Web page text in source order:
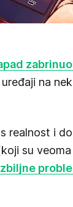
na
realnost i
su